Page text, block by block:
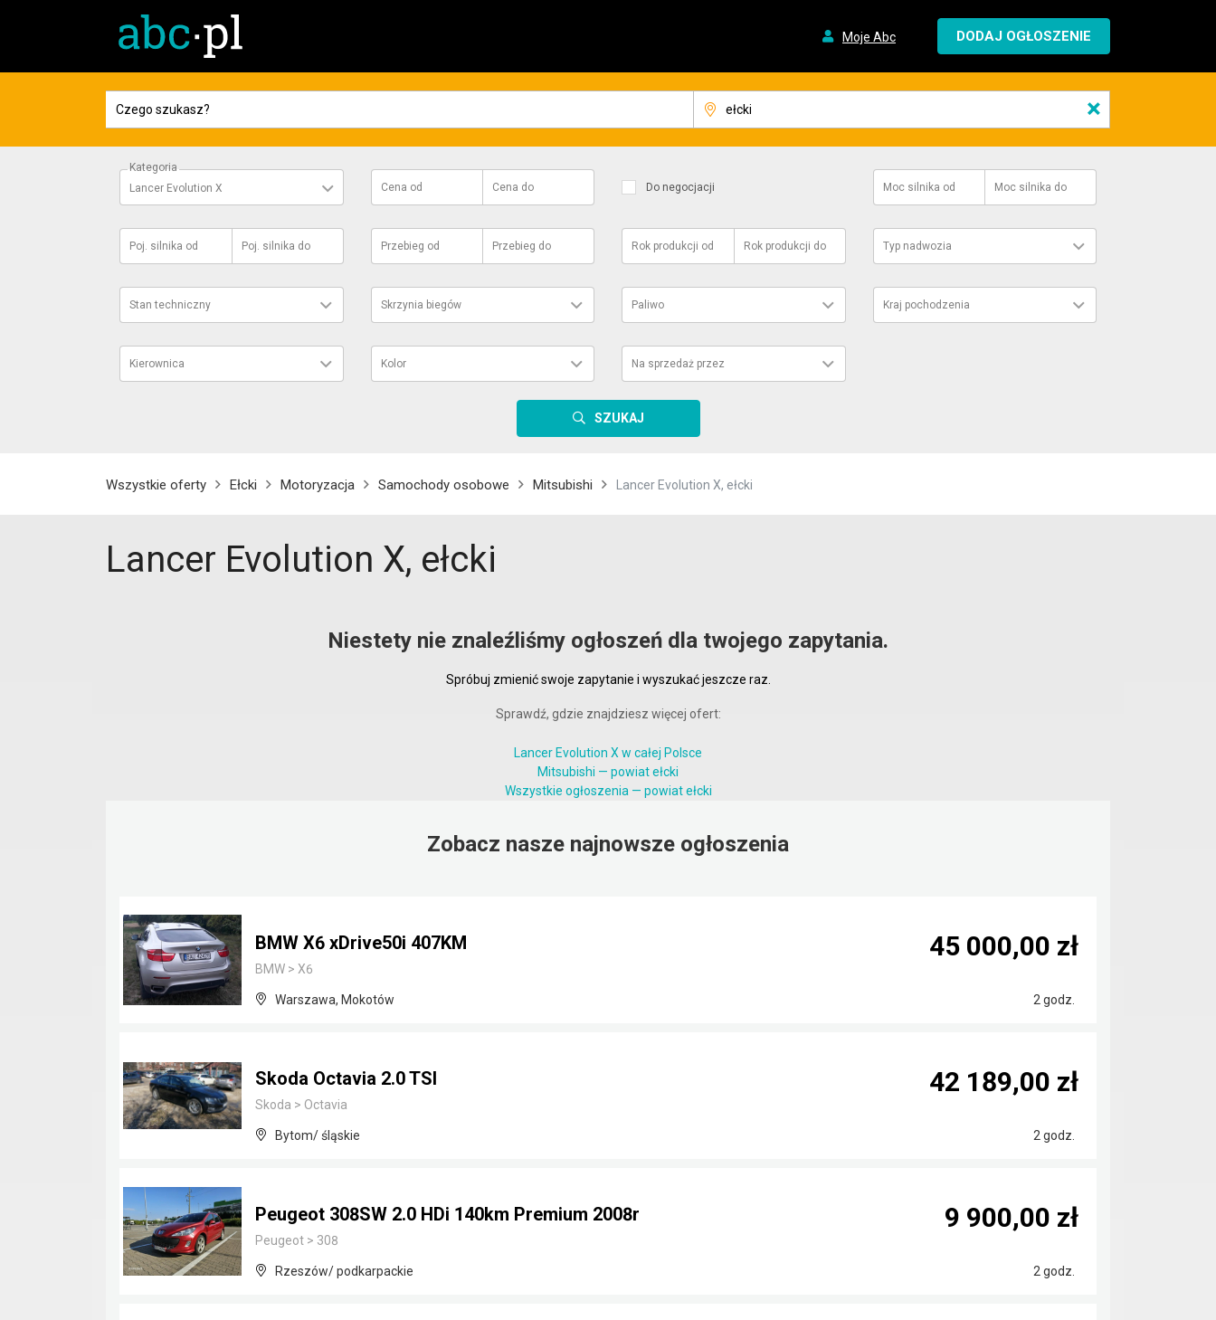
Moje Abc DODAJ OGŁOSZENIE
×
Kategoria
Lancer Evolution X
Cena od Cena do Do negocjacji Moc silnika od Moc silnika do
Poj. silnika od Poj. silnika do Przebieg od Przebieg do Rok produkcji od Rok produkcji do Typ nadwozia
Stan techniczny Skrzynia biegów Paliwo Kraj pochodzenia
Kierownica Kolor Na sprzedaż przez
SZUKAJ
Wszystkie oferty Ełcki Motoryzacja Samochody osobowe Mitsubishi Lancer Evolution X, ełcki
Lancer Evolution X, ełcki
Niestety nie znaleźliśmy ogłoszeń dla twojego zapytania.
Spróbuj zmienić swoje zapytanie i wyszukać jeszcze raz.
Sprawdź, gdzie znajdziesz więcej ofert:
Lancer Evolution X w całej Polsce
Mitsubishi — powiat ełcki
Wszystkie ogłoszenia — powiat ełcki
Zobacz nasze najnowsze ogłoszenia
BMW X6 xDrive50i 407KM
BMW > X6
Warszawa, Mokotów 2 godz.
45 000,00 zł
Skoda Octavia 2.0 TSI
Skoda > Octavia
Bytom/ śląskie 2 godz.
42 189,00 zł
Peugeot 308SW 2.0 HDi 140km Premium 2008r
Peugeot > 308
Rzeszów/ podkarpackie 2 godz.
9 900,00 zł